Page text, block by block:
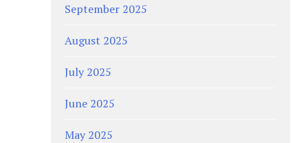
September 2025
August 2025
July 2025
June 2025
May 2025